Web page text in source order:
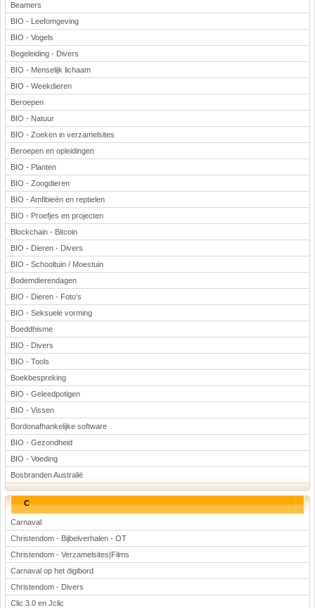
Beamers
BIO - Leefomgeving
BIO - Vogels
Begeleiding - Divers
BIO - Menselijk lichaam
BIO - Weekdieren
Beroepen
BIO - Natuur
BIO - Zoeken in verzamelsites
Beroepen en opleidingen
BIO - Planten
BIO - Zoogdieren
BIO - Amfibieën en reptielen
BIO - Proefjes en projecten
Blockchain - Bitcoin
BIO - Dieren - Divers
BIO - Schooltuin / Moestuin
Bodemdierendagen
BIO - Dieren - Foto's
BIO - Seksuele vorming
Boeddhisme
BIO - Divers
BIO - Tools
Boekbespreking
BIO - Geleedpotigen
BIO - Vissen
Bordonafhankelijke software
BIO - Gezondheid
BIO - Voeding
Bosbranden Australië
C
Carnaval
Christendom - Bijbelverhalen - OT
Christendom - Verzamelsites|Films
Carnaval op het digibord
Christendom - Divers
Clic 3.0 en Jclic